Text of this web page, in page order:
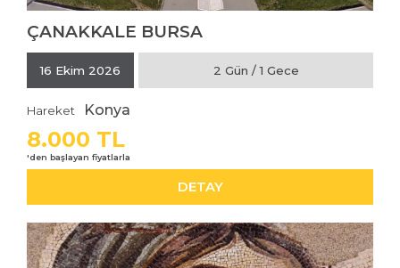
İNCELE
ÇANAKKALE BURSA
16 Ekim 2026 2 Gün / 1 Gece
Hareket Konya
8.000 TL
DETAY